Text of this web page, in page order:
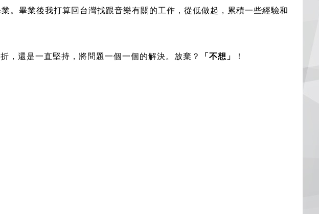
畢業後我打算回台灣找跟音樂有關的工作，從低做起，累積一些經驗和
折，還是一直堅持，將問題一個一個的解決。放棄？ 「不想」 ！